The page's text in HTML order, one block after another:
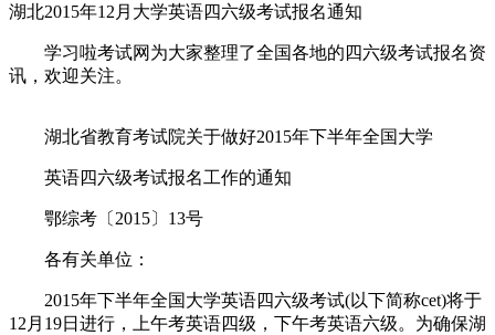
湖北2015年12月大学英语四六级考试报名通知
学习啦考试网为大家整理了全国各地的四六级考试报名资
讯，欢迎关注。
湖北省教育考试院关于做好2015年下半年全国大学
英语四六级考试报名工作的通知
鄂综考〔2015〕13号
各有关单位：
2015年下半年全国大学英语四六级考试(以下简称cet)将于
12月19日进行，上午考英语四级，下午考英语六级。为确保湖